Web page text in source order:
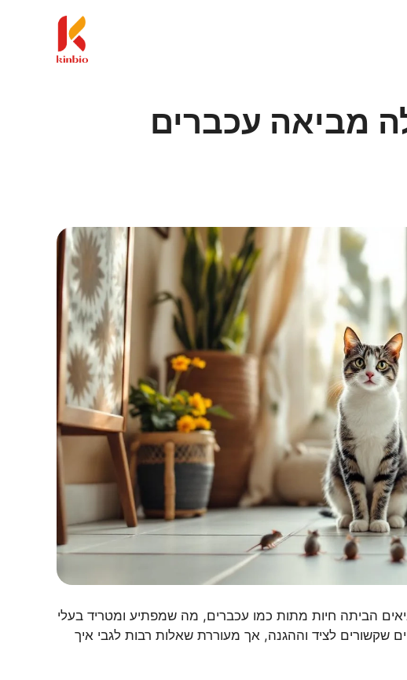
מביאה עכברים
הביתה חיות מתות כמו עכברים, מה שמפתיע ומטריד בעלי
שקשורים לציד וההגנה, אך מעוררת שאלות רבות לגבי איך